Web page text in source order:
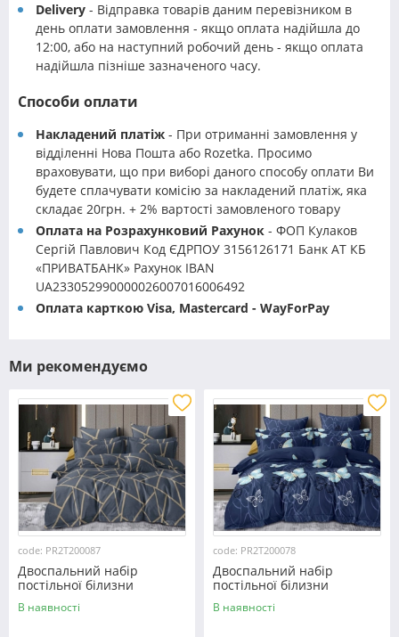
Delivery - Відправка товарів даним перевізником в
день оплати замовлення - якщо оплата надійшла до
12:00, або на наступний робочий день - якщо оплата
надійшла пізніше зазначеного часу.
Способи оплати
Накладений платіж - При отриманні замовлення у
відділенні Нова Пошта або Rozetka. Просимо
враховувати, що при виборі даного способу оплати Ви
будете сплачувати комісію за накладений платіж, яка
складає 20грн. + 2% вартості замовленого товару
Оплата на Розрахунковий Рахунок - ФОП Кулаков
Сергій Павлович Код ЄДРПОУ 3156126171 Банк АТ КБ
«ПРИВАТБАНК» Рахунок IBAN
UA233052990000026007016006492
Оплата карткою Visa, Mastercard - WayForPay
Ми рекомендуємо
code: PR2T200087
Двоспальний набір
постільної білизни
180*220 із полікотону
№200087 Черешенька™
В наявності
code: PR2T200078
Двоспальний набір
постільної білизни
180*220 із полікотону
№200078 Черешенька™
В наявності